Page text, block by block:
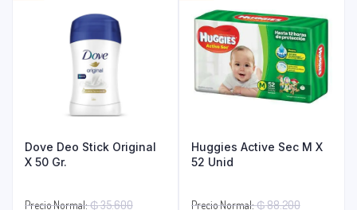
Dove Deo Stick Original
X 50 Gr.
Precio Normal:₲35.600El
Huggies Active Sec M X
52 Unid
Precio Normal:₲88.200El